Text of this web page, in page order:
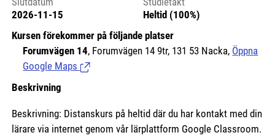
2026-11-15
Heltid (100%)
Kursen förekommer på följande platser
Forumvägen 14, Forumvägen 14 9tr, 131 53 Nacka, Öppna
Google Maps (Länk till extern sida.)
Beskrivning
Beskrivning: Distanskurs på heltid där du har kontakt med din
lärare via internet genom vår lärplattform Google Classroom.